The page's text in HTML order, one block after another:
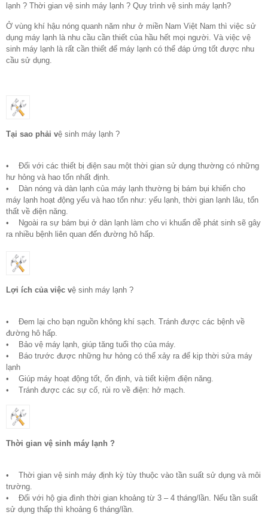
lạnh ? Thời gian vệ sinh máy lạnh ? Quy trình vệ sinh máy lạnh?
Ở vùng khí hậu nóng quanh năm như ở miền Nam Việt Nam thì việc sử
dụng máy lạnh là nhu cầu cần thiết của hầu hết mọi người. Và việc vệ
sinh máy lạnh là rất cần thiết để máy lạnh có thể đáp ứng tốt được nhu
cầu sử dụng.
Tại sao phải vệ sinh máy lạnh ?
• Đối với các thiết bị điện sau một thời gian sử dụng thường có những
hư hỏng và hao tổn nhất định.
• Dàn nóng và dàn lạnh của máy lạnh thường bị bám bụi khiến cho
máy lạnh hoạt động yếu và hao tổn như: yếu lạnh, thời gian lạnh lâu, tổn
thất về điện năng.
• Ngoài ra sự bám bụi ở dàn lạnh làm cho vi khuẩn dễ phát sinh sẽ gây
ra nhiều bệnh liên quan đến đường hô hấp.
Lợi ích của việc vệ sinh máy lạnh ?
• Đem lại cho bạn nguồn không khí sạch. Tránh được các bệnh về
đường hô hấp.
• Bảo vệ máy lạnh, giúp tăng tuổi thọ của máy.
• Báo trước được những hư hỏng có thể xảy ra để kịp thời sửa máy
lạnh
• Giúp máy hoạt động tốt, ổn định, và tiết kiệm điện năng.
• Tránh được các sự cố, rủi ro về điện: hở mạch.
Thời gian vệ sinh máy lạnh ?
• Thời gian vệ sinh máy định kỳ tùy thuộc vào tần suất sử dụng và môi
trường.
• Đối với hộ gia đình thời gian khoảng từ 3 – 4 tháng/lần. Nếu tần suất
sử dụng thấp thì khoảng 6 tháng/lần.